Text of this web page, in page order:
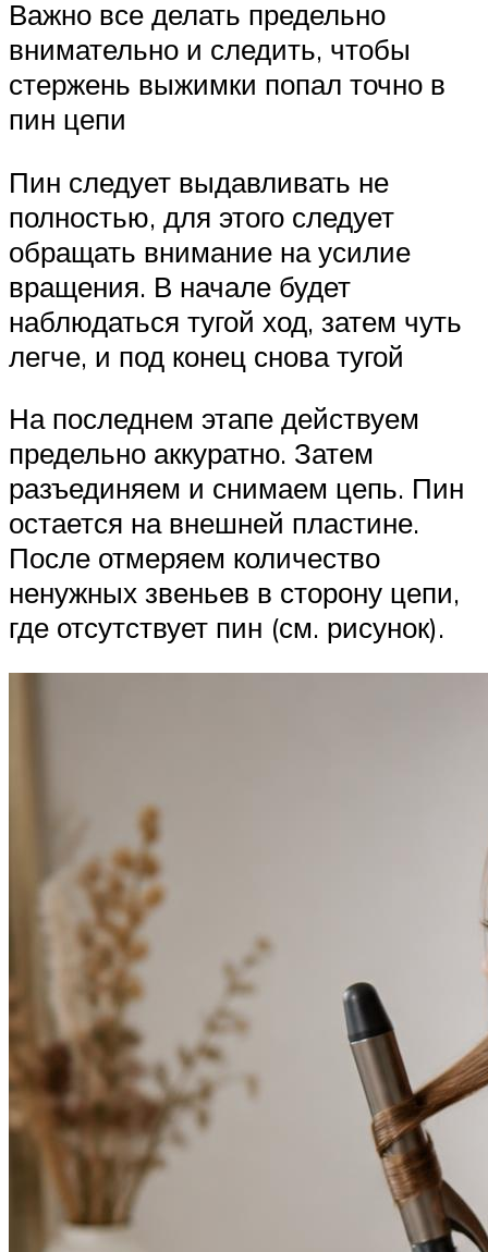
Важно все делать предельно
внимательно и следить, чтобы
стержень выжимки попал точно в
пин цепи
Пин следует выдавливать не
полностью, для этого следует
обращать внимание на усилие
вращения. В начале будет
наблюдаться тугой ход, затем чуть
легче, и под конец снова тугой
На последнем этапе действуем
предельно аккуратно. Затем
разъединяем и снимаем цепь. Пин
остается на внешней пластине.
После отмеряем количество
ненужных звеньев в сторону цепи,
где отсутствует пин (см. рисунок).